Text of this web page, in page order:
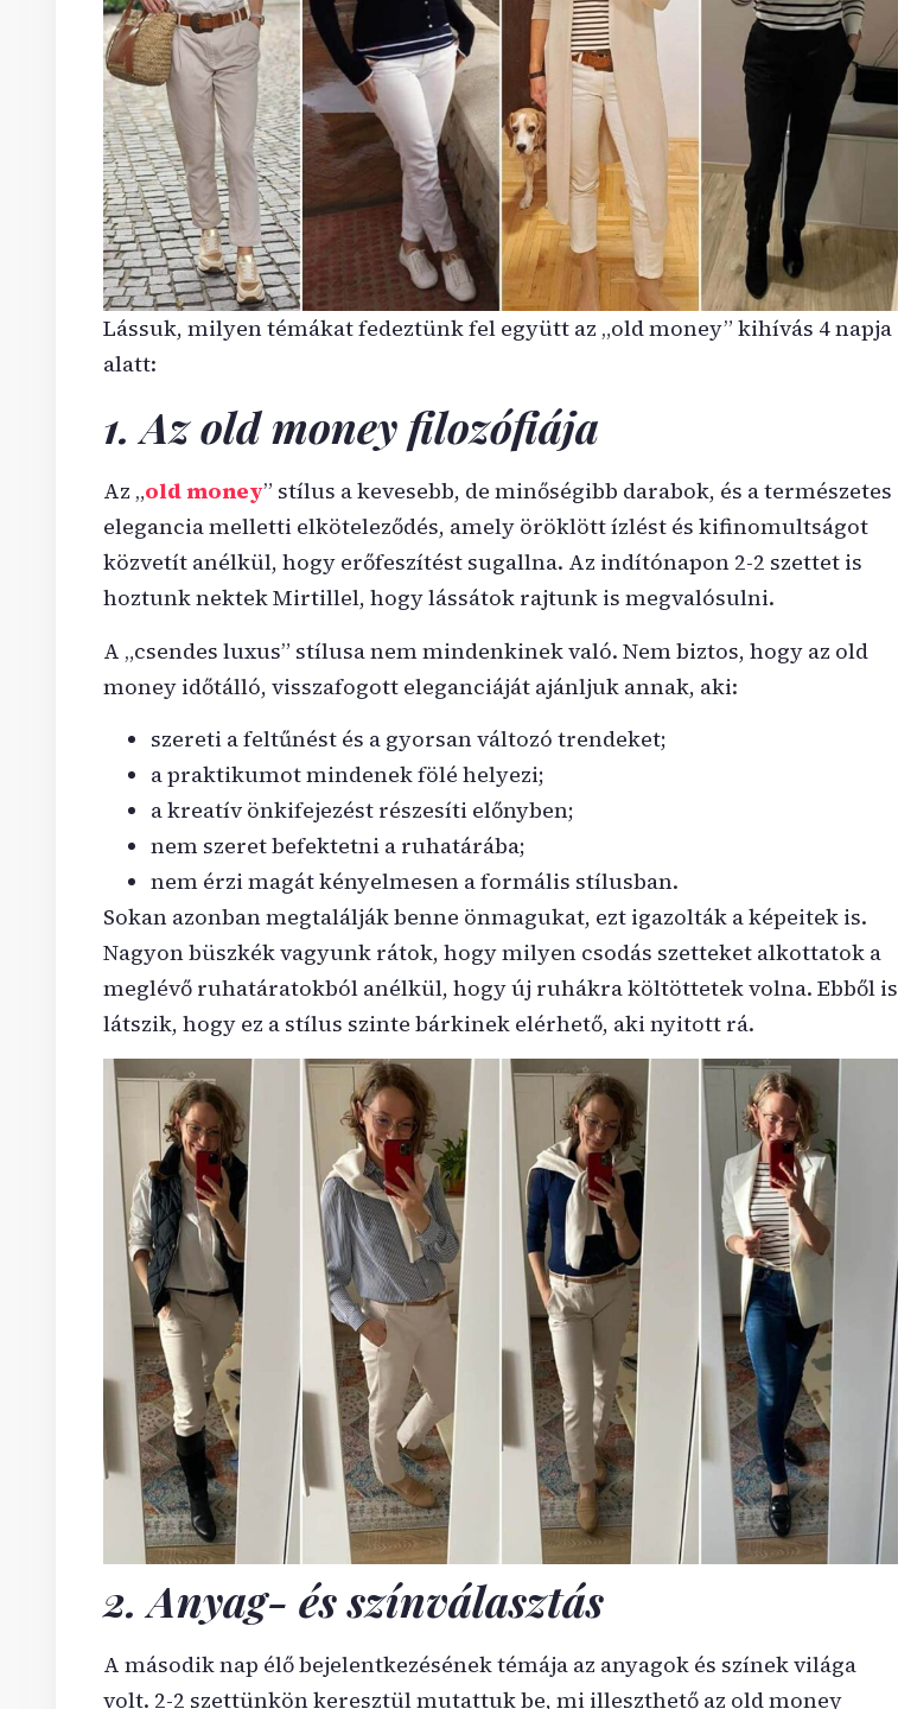
Lássuk, milyen témákat fedeztünk fel együtt az „old money” kihívás 4 napja
alatt:
1. Az old money filozófiája
Az „old money” stílus a kevesebb, de minőségibb darabok, és a természetes
elegancia melletti elköteleződés, amely öröklött ízlést és kifinomultságot
közvetít anélkül, hogy erőfeszítést sugallna. Az indítónapon 2-2 szettet is
hoztunk nektek Mirtillel, hogy lássátok rajtunk is megvalósulni.
A „csendes luxus” stílusa nem mindenkinek való. Nem biztos, hogy az old
money időtálló, visszafogott eleganciáját ajánljuk annak, aki:
szereti a feltűnést és a gyorsan változó trendeket;
a praktikumot mindenek fölé helyezi;
a kreatív önkifejezést részesíti előnyben;
nem szeret befektetni a ruhatárába;
nem érzi magát kényelmesen a formális stílusban.
Sokan azonban megtalálják benne önmagukat, ezt igazolták a képeitek is.
Nagyon büszkék vagyunk rátok, hogy milyen csodás szetteket alkottatok a
meglévő ruhatáratokból anélkül, hogy új ruhákra költöttetek volna. Ebből is
látszik, hogy ez a stílus szinte bárkinek elérhető, aki nyitott rá.
2. Anyag- és színválasztás
A második nap élő bejelentkezésének témája az anyagok és színek világa
volt. 2-2 szettünkön keresztül mutattuk be, mi illeszthető az old money